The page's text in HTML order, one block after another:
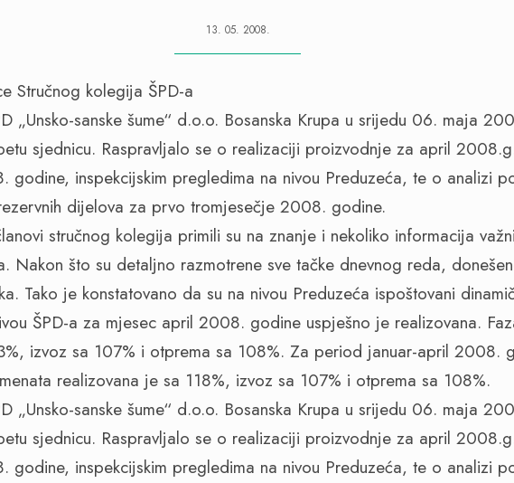
13. 05. 2008.
„Unsko-sanske šume“ d.o.o. Bosanska Krupa u srijedu 06. maja
sjednicu. Raspravljalo se o realizaciji proizvodnje za april
godine, inspekcijskim pregledima na nivou Preduzeća, te o analizi
dijelova za prvo tromjesečje 2008. godine.
stručnog kolegija primili su na znanje i nekoliko informacija
Nakon što su detaljno razmotrene sve tačke dnevnog reda,
Tako je konstatovano da su na nivou Preduzeća ispoštovani
ŠPD-a za mjesec april 2008. godine uspješno je realizovana.
izvoz sa 107% i otprema sa 108%. Za period januar-april 2008.
realizovana je sa 118%, izvoz sa 107% i otprema sa 108%.
„Unsko-sanske šume“ d.o.o. Bosanska Krupa u srijedu 06. maja
sjednicu. Raspravljalo se o realizaciji proizvodnje za april
godine, inspekcijskim pregledima na nivou Preduzeća, te o analizi